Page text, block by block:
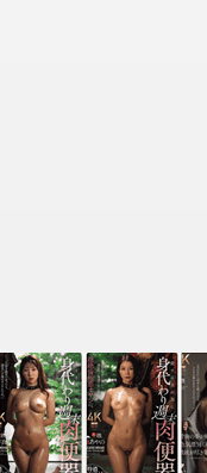
源来源
删除，谢谢！